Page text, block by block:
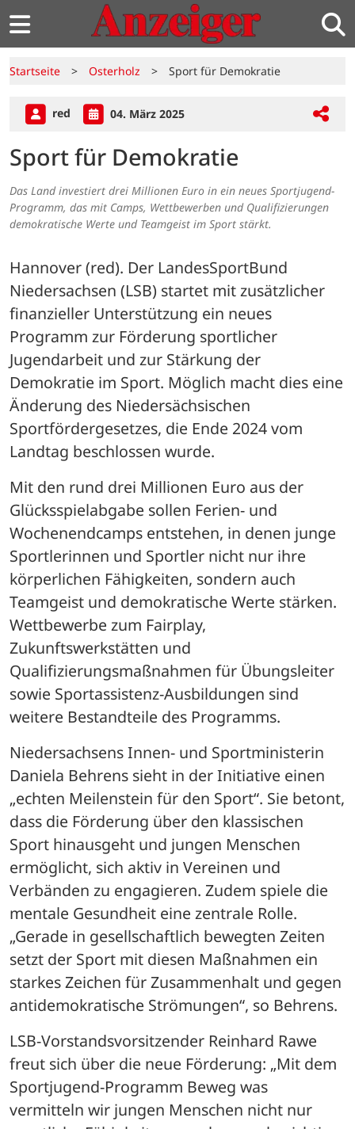
Startseite > Osterholz > Sport für Demokratie
red 04. März 2025
Sport für Demokratie
Das Land investiert drei Millionen Euro in ein neues Sportjugend-
Programm, das mit Camps, Wettbewerben und Qualifizierungen
demokratische Werte und Teamgeist im Sport stärkt.
Hannover (red). Der LandesSportBund
Niedersachsen (LSB) startet mit zusätzlicher
finanzieller Unterstützung ein neues
Programm zur Förderung sportlicher
Jugendarbeit und zur Stärkung der
Demokratie im Sport. Möglich macht dies eine
Änderung des Niedersächsischen
Sportfördergesetzes, die Ende 2024 vom
Landtag beschlossen wurde.
Mit den rund drei Millionen Euro aus der
Glücksspielabgabe sollen Ferien- und
Wochenendcamps entstehen, in denen junge
Sportlerinnen und Sportler nicht nur ihre
körperlichen Fähigkeiten, sondern auch
Teamgeist und demokratische Werte stärken.
Wettbewerbe zum Fairplay,
Zukunftswerkstätten und
Qualifizierungsmaßnahmen für Übungsleiter
sowie Sportassistenz-Ausbildungen sind
weitere Bestandteile des Programms.
Niedersachsens Innen- und Sportministerin
Daniela Behrens sieht in der Initiative einen
„echten Meilenstein für den Sport“. Sie betont,
dass die Förderung über den klassischen
Sport hinausgeht und jungen Menschen
ermöglicht, sich aktiv in Vereinen und
Verbänden zu engagieren. Zudem spiele die
mentale Gesundheit eine zentrale Rolle.
„Gerade in gesellschaftlich bewegten Zeiten
setzt der Sport mit diesen Maßnahmen ein
starkes Zeichen für Zusammenhalt und gegen
antidemokratische Strömungen“, so Behrens.
LSB-Vorstandsvorsitzender Reinhard Rawe
freut sich über die neue Förderung: „Mit dem
Sportjugend-Programm Beweg was
vermitteln wir jungen Menschen nicht nur